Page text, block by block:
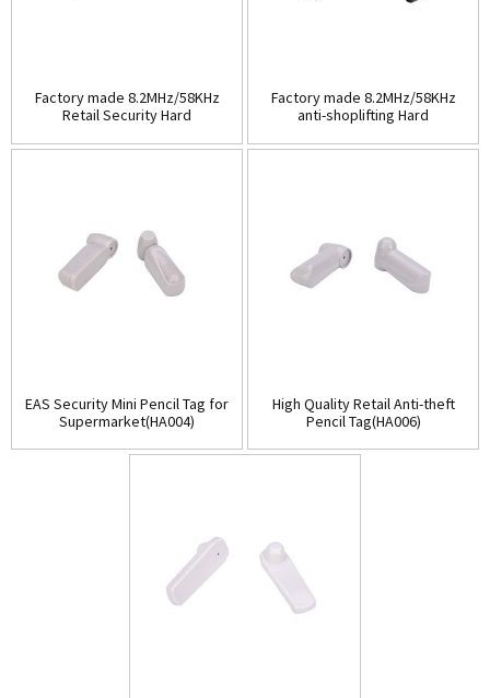
Factory made 8.2MHz/58KHz
Retail Security Hard
Factory made 8.2MHz/58KHz
anti-shoplifting Hard
EAS Security Mini Pencil Tag for
Supermarket(HA004)
High Quality Retail Anti-theft
Pencil Tag(HA006)